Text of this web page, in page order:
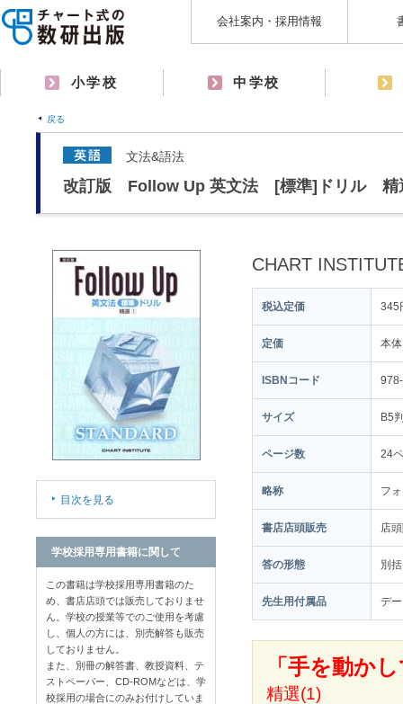
会社案内・採用情報
小学校 中学校
戻る
文法&語法
改訂版 Follow Up 英文法 [標準]ドリル 精
CHART
税込定価 345
定価 本
ISBNコード
サイズ B5
ページ数 24
略称 フ
書店店頭販売 店
答の形態 別
先生用付属品 デ
「手を動か
精選(1)
目次を見る
学校採用専用書籍に関して
この書籍は学校採用専用書籍のた
め、書店店頭では販売しておりませ
ん。学校の授業等でのご使用を考慮
し、個人の方には、別売解答も販売
しておりません。
また、別冊の解答書、教授資料、テ
ストペーパー、CD-ROMなどは、学
校採用の場合にのみお付けしていま